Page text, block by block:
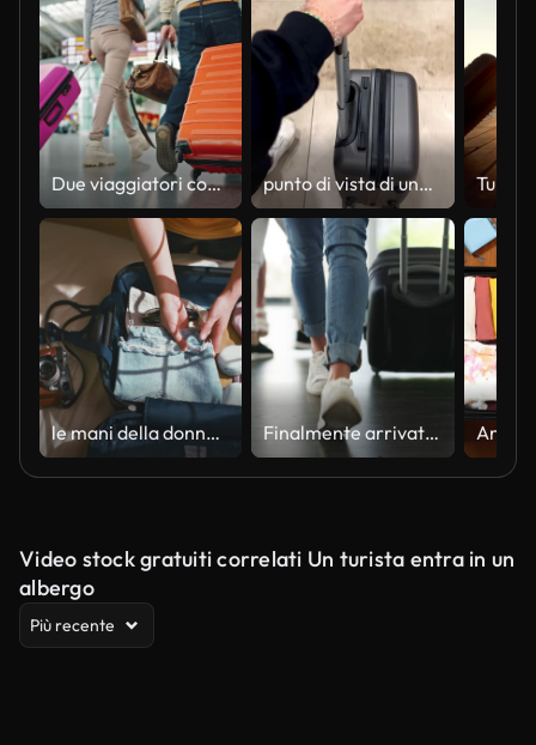
Due viaggiatori con bagagli a piedi al terminal dell'edificio dell'aeroporto, primo piano di valigie luminose punto di vista di una mano che trasporta una valigia con le ruote
le mani della donna stanno preparando la valigia per un viaggio Finalmente arrivato a destinazione
Video stock gratuiti correlati Un turista entra in un
albergo
Più recente